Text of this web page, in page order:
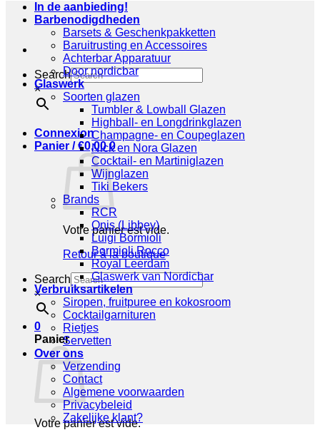
Search
×
Connexion
Panier /€0,00 0
Votre panier est vide.
Retour à la boutique
Search
×
0
Panier
Votre panier est vide.
In de aanbieding!
Barbenodigdheden
Barsets & Geschenkpakketten
Baruitrusting en Accessoires
Achterbar Apparatuur
Door nordicbar
Glaswerk
Soorten glazen
Tumbler & Lowball Glazen
Highball- en Longdrinkglazen
Champagne- en Coupeglazen
Nick en Nora Glazen
Cocktail- en Martiniglazen
Wijnglazen
Tiki Bekers
Brands
RCR
Onis (Libbey)
Luigi Bormioli
Bormioli Rocco
Royal Leerdam
Glaswerk van Nordicbar
Verbruiksartikelen
Siropen, fruitpuree en kokosroom
Cocktailgarnituren
Rietjes
Servetten
Over ons
Verzending
Contact
Algemene voorwaarden
Privacybeleid
Zakelijke klant?